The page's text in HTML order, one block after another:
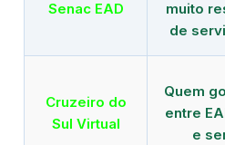
Senac EAD
muito
de
Cruzeiro do
Sul Virtual
Quem
entre
e